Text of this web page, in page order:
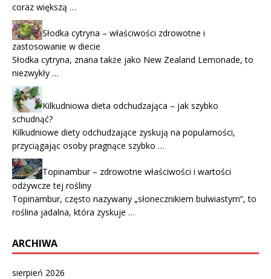
coraz większą …
Słodka cytryna – właściwości zdrowotne i
zastosowanie w diecie
Słodka cytryna, znana także jako New Zealand Lemonade, to
niezwykły …
Kilkudniowa dieta odchudzająca – jak szybko
schudnąć?
Kilkudniowe diety odchudzające zyskują na popularności,
przyciągając osoby pragnące szybko …
Topinambur – zdrowotne właściwości i wartości
odżywcze tej rośliny
Topinambur, często nazywany „słonecznikiem bulwiastym”, to
roślina jadalna, która zyskuje …
ARCHIWA
sierpień 2026